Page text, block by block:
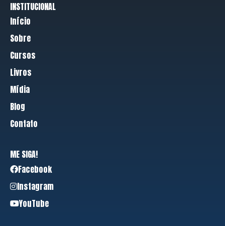
INSTITUCIONAL
Início
Sobre
Cursos
Livros
Mídia
Blog
Contato
ME SIGA!
Facebook
Instagram
YouTube